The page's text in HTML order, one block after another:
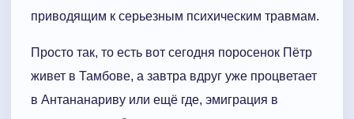
приводящим к серьезным психическим травмам.
Просто так, то есть вот сегодня поросенок Пётр
живет в Тамбове, а завтра вдруг уже процветает
в Антананариву или ещё где, эмиграция в